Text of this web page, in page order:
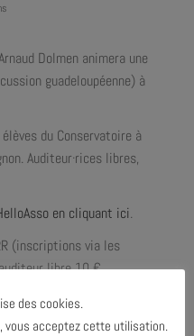
Dolmen animera une
guadeloupéenne) à
du Conservatoire à
Auditeur·rices libres,
en cliquant ici.
(inscriptions via les
libre 10€
des cookies.
vous acceptez cette utilisation.